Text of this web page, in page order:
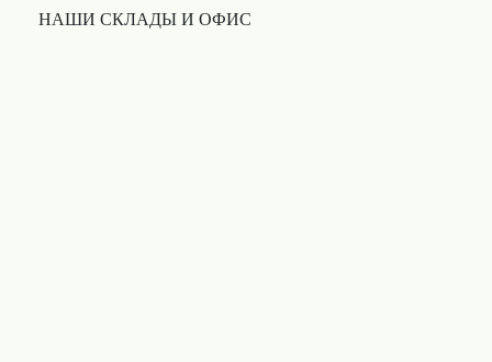
НАШИ СКЛАДЫ И ОФИС